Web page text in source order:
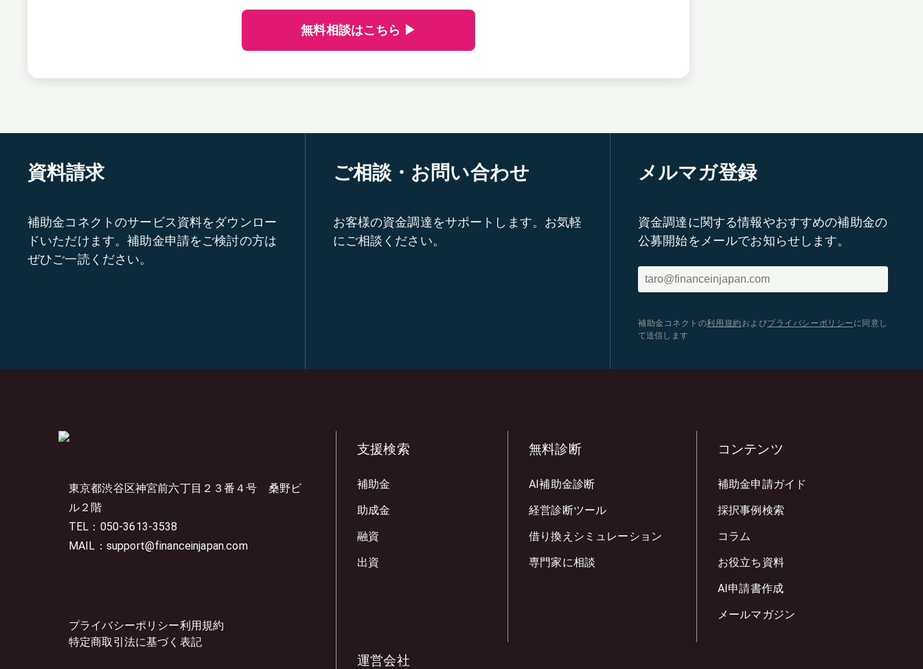
無料相談はこちら ▶
資料請求
補助金コネクトのサービス資料をダウンロー
ドいただけます。補助金申請をご検討の方は
ぜひご一読ください。
ご相談・お問い合わせ
お客様の資金調達をサポートします。お気軽
にご相談ください。
メルマガ登録
資金調達に関する情報やおすすめの補助金の
公募開始をメールでお知らせします。
補助金コネクトの利用規約 およびプライバシーポリシー に同意し
て送信します
東京都渋谷区神宮前六丁目２３番４号 桑野ビ
ル２階
TEL：050-3613-3538
MAIL：support@financeinjapan.com
プライバシーポリシー利用規約
特定商取引法に基づく表記
支援検索
補助金
助成金
融資
出資
無料診断
AI補助金診断
経営診断ツール
借り換えシミュレーション
専門家に相談
コンテンツ
補助金申請ガイド
採択事例検索
コラム
お役立ち資料
AI申請書作成
メールマガジン
運営会社